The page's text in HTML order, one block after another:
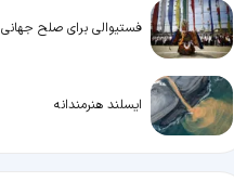
فستیوالی برای صلح جهانی
ایسلند هنرمندانه